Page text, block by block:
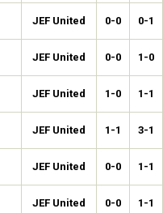
JEF United 0-0 0-1
JEF United 0-0 1-0
JEF United 1-0 1-1
JEF United 1-1 3-1
JEF United 0-0 1-1
JEF United 0-0 1-1